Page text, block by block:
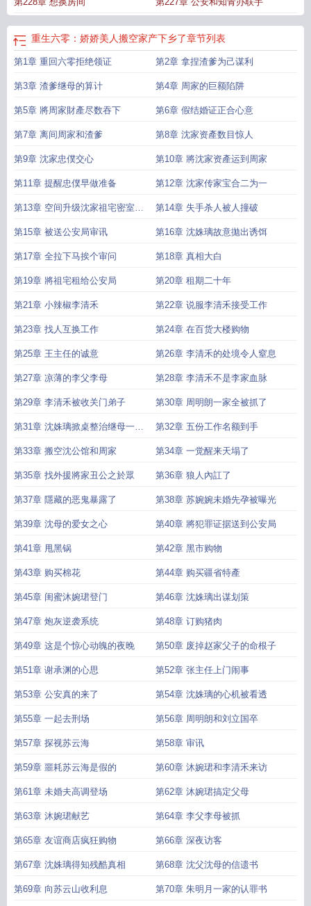
重生六零：娇娇美人搬空家产下乡了章节列表
第1章 重回六零拒绝领证 第2章 拿捏渣爹为己谋利
第3章 渣爹继母的算计 第4章 周家的巨额陷阱
第5章 將周家財產尽数吞下 第6章 假结婚证正合心意
第7章 离间周家和渣爹 第8章 沈家资產数目惊人
第9章 沈家忠僕交心 第10章 將沈家资產运到周家
第11章 提醒忠僕早做准备 第12章 沈家传家宝合二为一
第13章 空间升级沈家祖宅密室惊
魂
第14章 失手杀人被人撞破
第15章 被送公安局审讯 第16章 沈姝璃故意拋出诱饵
第17章 全拉下马挨个审问 第18章 真相大白
第19章 將祖宅租给公安局 第20章 租期二十年
第21章 小辣椒李清禾 第22章 说服李清禾接受工作
第23章 找人互换工作 第24章 在百货大楼购物
第25章 王主任的诚意 第26章 李清禾的处境令人窒息
第27章 凉薄的李父李母 第28章 李清禾不是李家血脉
第29章 李清禾被收关门弟子 第30章 周明朗一家全被抓了
第31章 沈姝璃掀桌整治继母一家
人
第32章 五份工作名额到手
第33章 搬空沈公馆和周家 第34章 一觉醒来天塌了
第35章 找外援將家丑公之於眾 第36章 狼人內訌了
第37章 隱藏的恶鬼暴露了 第38章 苏婉婉未婚先孕被曝光
第39章 沈母的爱女之心 第40章 將犯罪证据送到公安局
第41章 甩黑锅 第42章 黑市购物
第43章 购买棉花 第44章 购买疆省特產
第45章 闺蜜沐婉珺登门 第46章 沈姝璃出谋划策
第47章 炮灰逆袭系统 第48章 订购猪肉
第49章 这是个惊心动魄的夜晚 第50章 废掉赵家父子的命根子
第51章 谢承渊的心思 第52章 张主任上门闹事
第53章 公安真的来了 第54章 沈姝璃的心机被看透
第55章 一起去刑场 第56章 周明朗和刘立国卒
第57章 探视苏云海 第58章 审讯
第59章 噩耗苏云海是假的 第60章 沐婉珺和李清禾来访
第61章 未婚夫高调登场 第62章 沐婉珺搞定父母
第63章 沐婉珺献艺 第64章 李父李母被抓
第65章 友谊商店疯狂购物 第66章 深夜访客
第67章 沈姝璃得知残酷真相 第68章 沈父沈母的信遗书
第69章 向苏云山收利息 第70章 朱明月一家的认罪书